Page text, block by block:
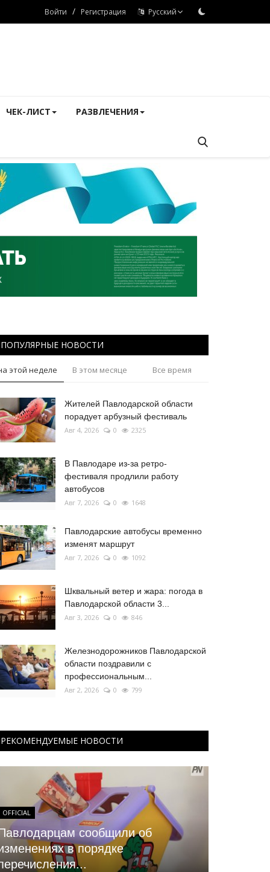
Войти / Регистрация Русский
ЧЕК-ЛИСТ РАЗВЛЕЧЕНИЯ
ПОПУЛЯРНЫЕ НОВОСТИ
этой неделе В этом месяце Все время
Жителей Павлодарской области
порадует арбузный фестиваль
Авг 4, 2026 0 2325
В Павлодаре из-за ретро-
фестиваля продлили работу
автобусов
Авг 7, 2026 0 1648
Павлодарские автобусы временно
изменят маршрут
Авг 7, 2026 0 1092
Шквальный ветер и жара: погода в
Павлодарской области 3...
Авг 3, 2026 0 846
Железнодорожников Павлодарской
области поздравили с
профессиональным...
Авг 2, 2026 0 799
РЕКОМЕНДУЕМЫЕ НОВОСТИ
OFFICIAL
сообщили об
в порядке